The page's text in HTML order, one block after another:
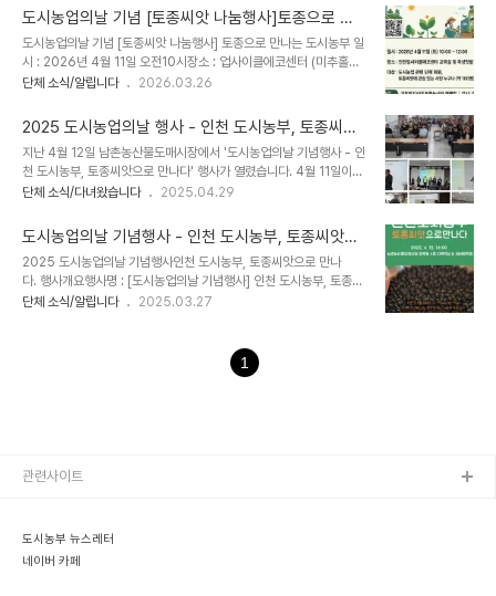
다. 하지만 현장의 숫자는 냉혹합니..
습니다. 이 시기는 긴 겨울의 잔재였던 음의 기운이 완전히 물러나고,
대지 위에 온전한 양기가 가득 차면서 가시거리가 비약적으로 늘어나
고 온 세상이 맑고 깨끗하게 보이는 자연 현상을 직접적으로 묘사합니
다. 우리 선조들은 청명 절기를 만물이 소생하는 생명력의 극치로 이해
했습니다. "청명에는 부지깽이를 꽂아도 싹이 난다"는 유명한 속담은
화되어 있는지를 상징적으로 보여..
도시농업의날 기념 [토종씨앗 나눔행사]토종으로 만
나는 도시농부 (4. 11. 10:00 | 인천업사이클에코센
터)
도시농업의날 기념 [토종씨앗 나눔행사] 토종으로 만나는 도시농부 일
시 : 2026년 4월 11일 오전10시장소 : 업사이클에코센터 (미추홀구
학익동 488-2)특강 : 기후위기시대 토종농사와 재배법나눔 : 단체활
기 : https://forms.gle/BCGnrFD92cxVSQzK6 2026 토종씨
앗 나눔행사 참가 신청 및 설문2026년 4월 11일(토)에 개최되는 '토
종으로 만나는 도시농부' 행사의 참가 신청서입니다. 2026 도시농업
의날 기념 토종씨앗 나눔행사 토종으로 만나는 도시농부 2026년 4
월 11일 (토) 10:00 ~ 12:00 인천업docs.google.com 공동주관
단체 소식/알립니다 2026.03.26
2025 도시농업의날 행사 - 인천 도시농부, 토종씨앗
으로 만나다.
지난 4월 12일 남촌농산물도매시장에서 '도시농업의날 기념행사 - 인
천 도시농부, 토종씨앗으로 만나다' 행사가 열렸습니다. 4월 11일이
도시농업의 날입니다. 지난 22년 인천도시농업시민협의회가 주최한
진행했었는데, 오랫만에 단체들이 연합해서 기념식을 진행했습니다.
이번 행사는 토종씨앗을 주제로 치뤄졌습니다. 다른것보다 토종씨앗
을 나누자는 취지를 중심에 두고 행사를 기획하게 되었습니다. 인천에
서 토종씨앗을 키우고 나눔하는 단체들이 중심이되어 함께 행사를 기
획하다보니 도시농업의날과 겹쳐 도시농업단체들도 함께하게 되었죠.
단체 소식/다녀왔습니다 2025.04.29
도시농업의날 기념행사 - 인천 도시농부, 토종씨앗으
로 만나다 (4. 12. 14:00)
2025 도시농업의날 기념행사인천 도시농부, 토종씨앗으로 만나
다. 행사개요행사명 : [도시농업의날 기념행사] 인천 도시농부, 토종씨
앗으로 만나다.일시 : 2025년 4월 12일(토) 오후 2시장소 : 남촌농
앗나눔, 토종씨앗전시, 각 단체별 홍보 및 체험활동, 간단한 기념식 및
퍼포먼스, 강의 등. 후원 : 농림축산식품부, 농림수산식품교육문화정보
단체 소식/알립니다 2025.03.27
1
도시농부 뉴스레터
네이버 카페
관련사이트